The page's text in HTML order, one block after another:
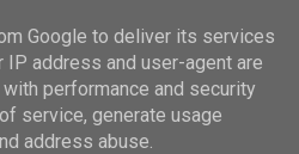
Google to deliver its services
IP address and user-agent are
performance and security
service, generate usage
address abuse.